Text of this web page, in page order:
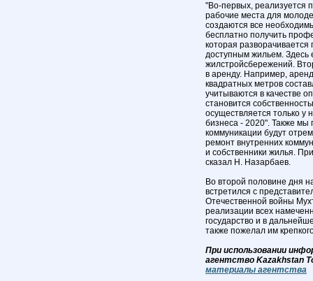
"Во-первых, реализуется
рабочие места для
создаются все
бесплатно получить
которая
доступным жильем. Здесь
жилстройсбережений.
в аренду. Например,
квадратных метров
учитываются в качестве
становится
осуществляется только у
бизнеса - 2020". Также
коммуникации будут
ремонт внутренних
и собственники жилья.
сказал Н. Назарбаев.
Во второй половине дня
встретился с
Отечественной войны
реализации всех
государство и в
также пожелал им
При использовании
агентство Kazakhstan
материалы агентства